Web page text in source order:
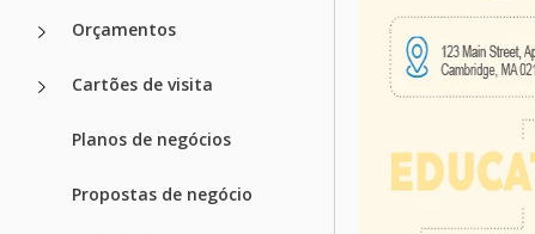
Orçamentos
Cartões de visita
Planos de negócios
Propostas de negócio